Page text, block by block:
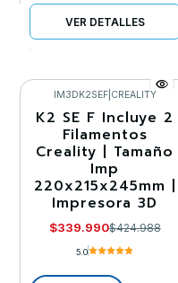
VER DETALLES
-20%
IM3DK2SEF| CREALITY
K2 SE F Incluye 2
Filamentos
Creality | Tamaño
Imp
220x215x245mm |
Impresora 3D
$339.990$424.988
5.0